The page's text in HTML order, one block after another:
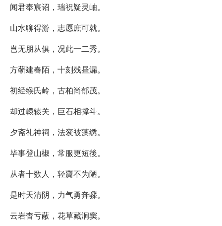
闻君奉宸诏，瑞祝疑灵岫。
山水聊得游，志愿庶可就。
岂无朋从俱，况此一二秀。
方蕲建春陌，十刻残昼漏。
初经缑氏岭，古柏尚郁茂。
却过轘辕关，巨石相撑斗。
夕斋礼神祠，法衮被藻绣。
毕事登山椒，常服更短後。
从者十数人，轻齎不为陋。
是时天清阴，力气勇奔骤。
云岩杳亏蔽，花草藏涧窦。